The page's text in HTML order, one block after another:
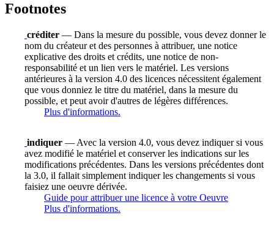
Footnotes
créditer — Dans la mesure du possible, vous devez donner le
nom du créateur et des personnes à attribuer, une notice
explicative des droits et crédits, une notice de non-
responsabilité et un lien vers le matériel. Les versions
antérieures à la version 4.0 des licences nécessitent également
que vous donniez le titre du matériel, dans la mesure du
possible, et peut avoir d'autres de légères différences.
Plus d'informations.
indiquer — Avec la version 4.0, vous devez indiquer si vous
avez modifié le matériel et conserver les indications sur les
modifications précédentes. Dans les versions précédentes dont
la 3.0, il fallait simplement indiquer les changements si vous
faisiez une oeuvre dérivée.
Guide pour attribuer une licence à votre Oeuvre
Plus d'informations.